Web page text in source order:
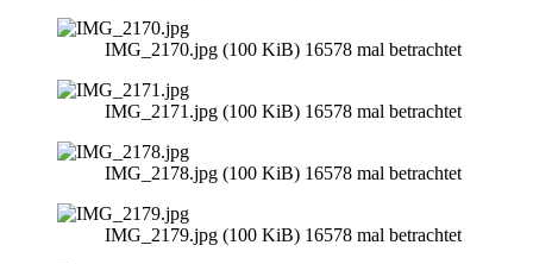
IMG_2170.jpg (100 KiB) 16578 mal betrachtet
IMG_2171.jpg (100 KiB) 16578 mal betrachtet
IMG_2178.jpg (100 KiB) 16578 mal betrachtet
IMG_2179.jpg (100 KiB) 16578 mal betrachtet